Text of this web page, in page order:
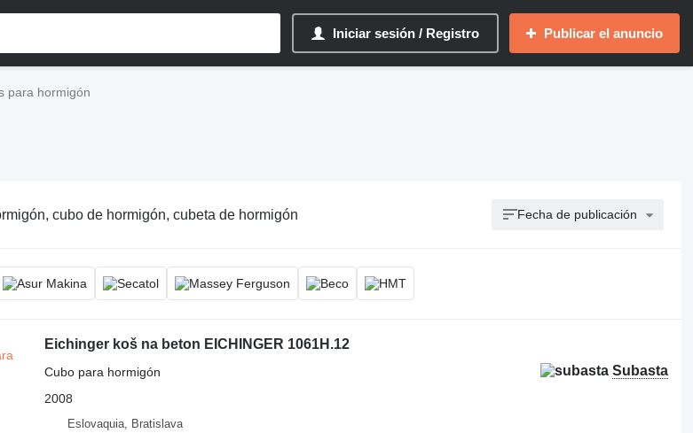
Iniciar sesión / Registro Publicar el anuncio
para hormigón
cubo de hormigón, cubeta de hormigón Fecha de publicación
Eichinger koš na beton EICHINGER 1061H.12
Subasta
Cubo para hormigón
2008
Eslovaquia, Bratislava